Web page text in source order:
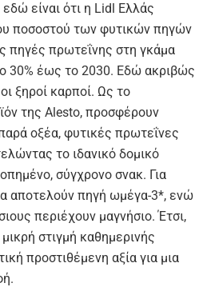
είναι ότι η Lidl Ελλάς
ποσοστού των φυτικών πηγών
πηγές πρωτεΐνης στη γκάμα
30% έως το 2030. Εδώ ακριβώς
ξηροί καρποί. Ως το
της Alesto, προσφέρουν
οξέα, φυτικές πρωτεΐνες
το ιδανικό δομικό
σύγχρονο σνακ. Για
αποτελούν πηγή ωμέγα-3*, ενώ
περιέχουν μαγνήσιο. Έτσι,
στιγμή καθημερινής
προστιθέμενη αξία για μια